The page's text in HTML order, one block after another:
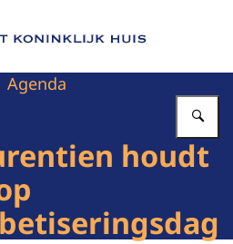
van Het Koninklijk Huis
Agenda
houdt